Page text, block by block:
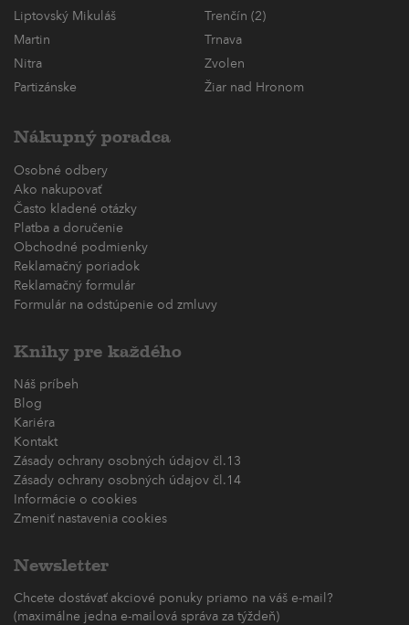
Liptovský Mikuláš
Trenčín (2)
Martin
Trnava
Nitra
Zvolen
Partizánske
Žiar nad Hronom
Nákupný poradca
Osobné odbery
Ako nakupovať
Často kladené otázky
Platba a doručenie
Obchodné podmienky
Reklamačný poriadok
Reklamačný formulár
Formulár na odstúpenie od zmluvy
Knihy pre každého
Náš príbeh
Blog
Kariéra
Kontakt
Zásady ochrany osobných údajov čl.13
Zásady ochrany osobných údajov čl.14
Informácie o cookies
Zmeniť nastavenia cookies
Newsletter
Chcete dostávať akciové ponuky priamo na váš e-mail?
(maximálne jedna e-mailová správa za týždeň)